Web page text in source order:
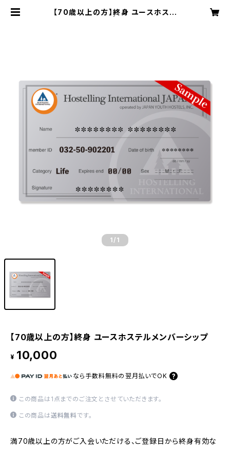
【70歳以上の方】終身 ユースホステ
1 /1
【70歳以上の方】終身 ユースホステルメンバーシップ
¥ 10,000
なら 手数料無料の 翌月払いでOK
この商品は1点までのご注文とさせていただきます。
この商品は送料無料です。
満70歳以上の方がご入会いただける、ご登録日から終身有効な